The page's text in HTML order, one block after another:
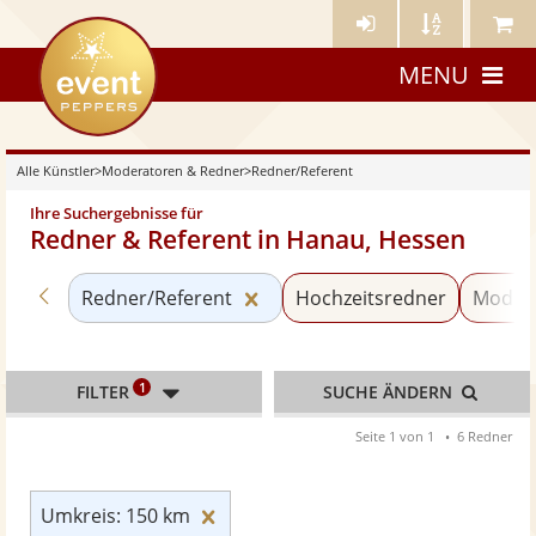
Künstler- Künstler Meine
eventpeppers
MENU
Alle Künstler>Moderatoren & Redner>Redner/Referent
Ihre Suchergebnisse für
Redner & Referent in Hanau, Hessen
Zurück zu «Moderatoren & Redner»
Redner/Referent Kategorie «Redner/
Hochzeitsredner
Umkreis: 150 km
FILTER 1 SUCHE ÄNDERN
Seite 1 von 1 6 Redner